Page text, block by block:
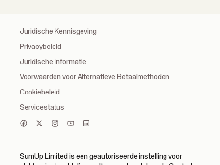
Juridische Kennisgeving
Privacybeleid
Juridische informatie
Voorwaarden voor Alternatieve Betaalmethoden
Cookiebeleid
Servicestatus
SumUp Limited is een geautoriseerde instelling voor